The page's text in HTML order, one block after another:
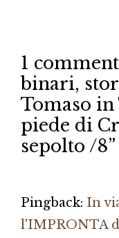
1
binari,
Tomaso
piede di
sepolto /8”
Pingback: In
l'IMPRONTA